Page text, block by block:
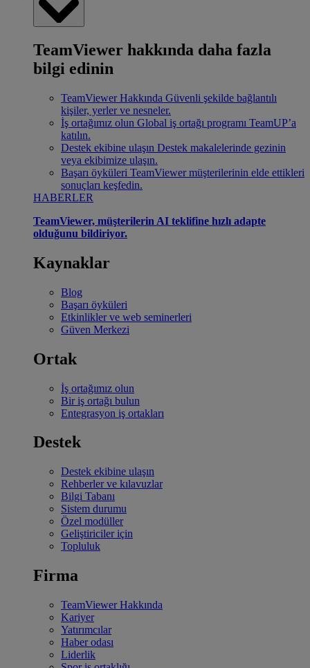
TeamViewer hakkında daha fazla
bilgi edinin
TeamViewer Hakkında Güvenli şekilde bağlantılı
kişiler, yerler ve nesneler.
İş ortağımız olun Global iş ortağı programı TeamUP’a
katılın.
Destek ekibine ulaşın Destek makalelerinde gezinin
veya ekibimize ulaşın.
Başarı öyküleri TeamViewer müşterilerinin elde ettikleri
sonuçları keşfedin.
HABERLER
TeamViewer, müşterilerin AI teklifine hızlı adapte
olduğunu bildiriyor.
Kaynaklar
Blog
Başarı öyküleri
Etkinlikler ve web seminerleri
Güven Merkezi
Ortak
İş ortağımız olun
Bir iş ortağı bulun
Entegrasyon iş ortakları
Destek
Destek ekibine ulaşın
Rehberler ve kılavuzlar
Bilgi Tabanı
Sistem durumu
Özel modüller
Geliştiriciler için
Topluluk
Firma
TeamViewer Hakkında
Kariyer
Yatırımcılar
Haber odası
Liderlik